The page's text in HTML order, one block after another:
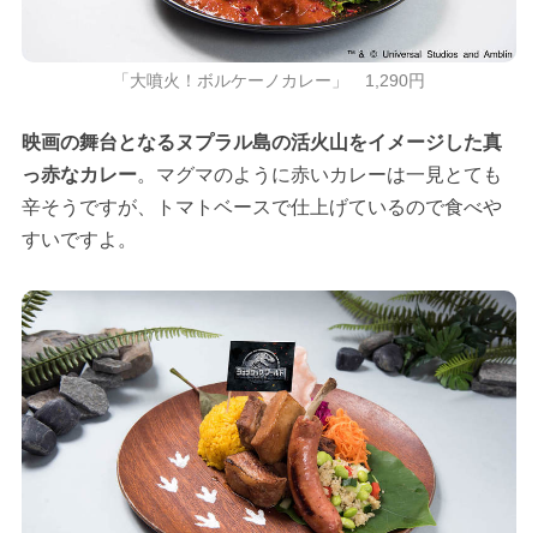
「大噴火！ボルケーノカレー」 1,290円
映画の舞台となるヌプラル島の活火山をイメージした真
っ赤なカレー。マグマのように赤いカレーは一見とても
辛そうですが、トマトベースで仕上げているので食べや
すいですよ。